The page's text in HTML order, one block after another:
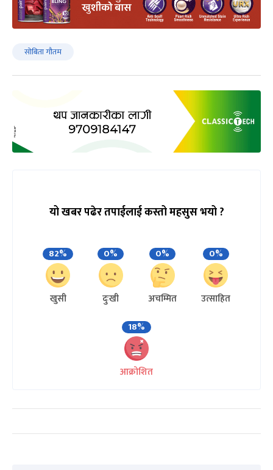
सोबिता गौतम
यो खबर पढेर तपाईलाई कस्तो महसुस भयो ?
82%
खुसी
0%
दुःखी
0%
अचम्मित
0%
उत्साहित
18%
आक्रोशित